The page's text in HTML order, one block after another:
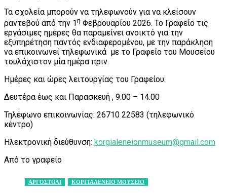
Τα σχολεία μπορούν να τηλεφωνούν για να κλείσουν
ραντεβού από την 1 η Φεβρουαρίου 2026. Το Γραφείο τις
εργάσιμες ημέρες θα παραμείνει ανοικτό για την
εξυπηρέτηση παντός ενδιαφερομένου, με την παράκληση
να επικοινωνεί τηλεφωνικά με το Γραφείο του Μουσείου
τουλάχιστον μία ημέρα πριν.
Ημέρες και ώρες λειτουργίας του Γραφείου:
Δευτέρα έως και Παρασκευή , 9.00 – 14.00
Τηλέφωνο επικοινωνίας: 26710 22583 (τηλεφωνικό
κέντρο)
Ηλεκτρονική διεύθυνση: korgialeneionmuseum@gmail.com
Από το γραφείο
ΑΡΓΟΣΤΟΛΙ ΚΟΡΓΙΑΛΕΝΕΙΟ ΜΟΥΣΕΙΟ